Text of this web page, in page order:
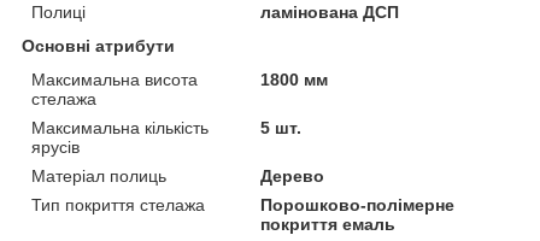
Полиці
ламінована ДСП
Основні атрибути
Максимальна висота
стелажа
1800 мм
Максимальна кількість
ярусів
5 шт.
Матеріал полиць
Дерево
Тип покриття стелажа
Порошково-полімерне
покриття емаль